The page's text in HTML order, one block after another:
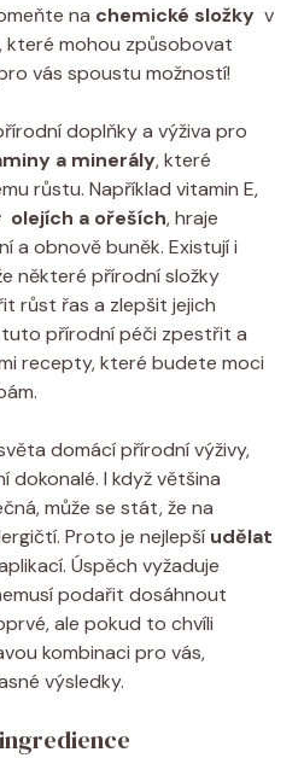
na⁢ chemické složky ‍ v
mohou způsobovat‌
vás spoustu možností!
doplňky ‍a výživa pro
a minerály, které⁢
růstu. Například vitamin E,
olejích a ořeších, hraje
a obnově buněk. Existují i
některé přírodní složky
‌růst⁤ řas a zlepšit jejich
přírodní péči zpestřit a​
recepty, které budete moci
domácí přírodní⁤ výživy,
dokonalé. I když ⁤většina
může se ⁣stát, ‍že na​
Proto je ‌nejlepší udělat
Úspěch ‌vyžaduje
podařit⁣ dosáhnout
ale pokud‍ to chvíli
kombinaci pro vás,
výsledky.